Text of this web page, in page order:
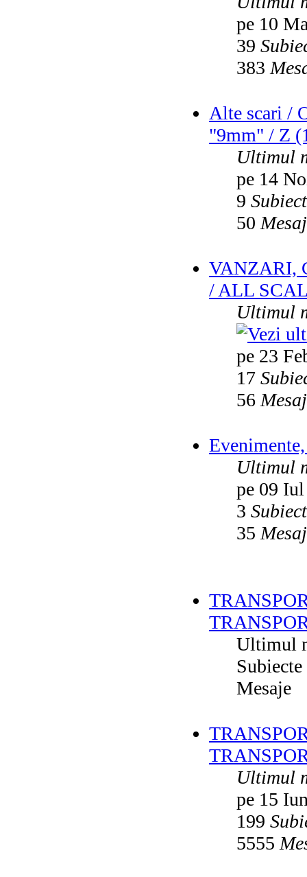
pe 10
39
383
Alte scari /
"9mm" / Z
Ultimul
pe 14
9
50
VANZARI,
/ ALL
Ultimul
pe 23
17
56
Ultimul
pe 09
3
35
Ultimul
Subiecte
Mesaje
Ultimul
pe 15
199
5555